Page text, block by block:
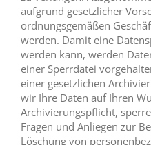
aufgrund gesetzlicher
ordnungsgemäßen
werden. Damit eine
werden kann, werden
einer Sperrdatei
einer gesetzlichen
wir Ihre Daten auf Ihren
Archivierungspflicht,
Fragen und Anliegen zur
Löschung von